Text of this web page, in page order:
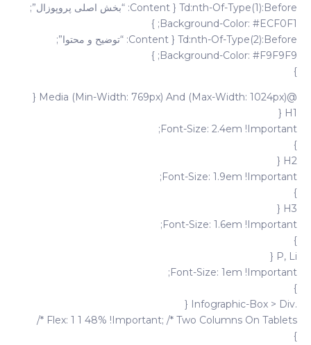
Td:nth-Of-Type(1):before { Content: “بخش اصلی پروپوزال”;
Background-Color: #ECF0F1; }
Td:nth-Of-Type(2):before { Content: “توضیح و محتوا”;
Background-Color: #F9F9F9; }
}
@media (min-Width: 769px) And (max-Width: 1024px) {
H1 {
Font-Size: 2.4em !important;
}
H2 {
Font-Size: 1.9em !important;
}
H3 {
Font-Size: 1.6em !important;
}
P, Li {
Font-Size: 1em !important;
}
.infographic-Box > Div {
Flex: 1 1 48% !important; /* Two Columns On Tablets */
}